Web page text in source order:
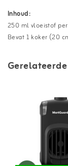
Inhoud:
250 ml vloeistof
Bevat 1 koker (20